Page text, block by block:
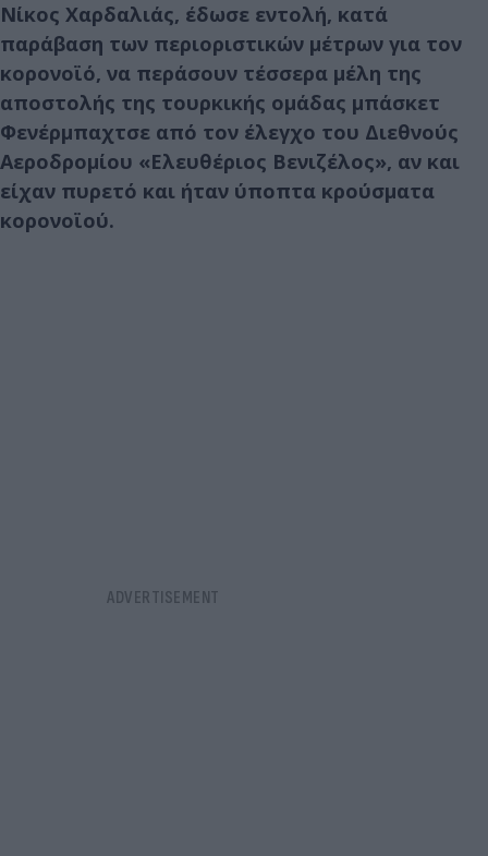
Νίκος Χαρδαλιάς, έδωσε εντολή, κατά
παράβαση των περιοριστικών μέτρων για τον
κορονοϊό, να περάσουν τέσσερα μέλη της
αποστολής της τουρκικής ομάδας μπάσκετ
Φενέρμπαχτσε από τον έλεγχο του Διεθνούς
Αεροδρομίου «Ελευθέριος Βενιζέλος», αν και
είχαν πυρετό και ήταν ύποπτα κρούσματα
κορονοϊού.